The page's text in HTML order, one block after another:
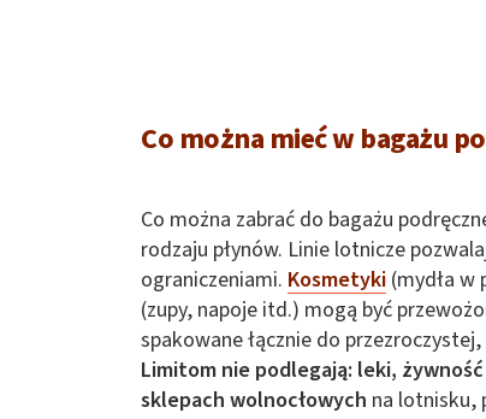
Co można mieć w bagażu
Co można zabrać do bagażu
rodzaju płynów. Linie lotnicze
ograniczeniami. Kosmetyki (mydła w
(zupy, napoje itd.) mogą być
spakowane łącznie do
Limitom nie podlegają: leki,
sklepach wolnocłowych na lotnisku,